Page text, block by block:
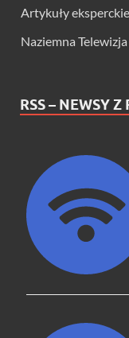
Artykuły eksperckie
Naziemna
RSS – NEWSY